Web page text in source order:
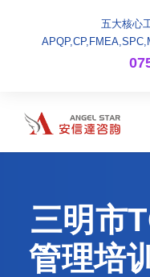
五大核心
三明市
管理培